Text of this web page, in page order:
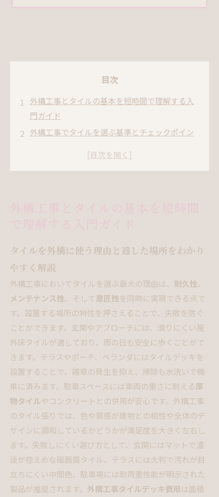
目次
外構工事とタイルの基本を短時間で理解する入
門ガイド
外構工事でタイルを選ぶ基準とチェックポイン
外構タイルデッキの費用相場とコストダウンの
外構工事に合うタイルの傾向と選び方
DIYとプロ施工の違いと無理のない進め方
見積もりと業者選びで損をしないための手順
外構工事とタイルに関するよくある質問
会社概要
タイルを外構に使う理由と適した場所をわかり
やすく解説
外構工事においてタイルを選ぶ最大の理由は、 耐久性、
メンテナンス性、そして意匠性を同時に実現できる点で
す。設置する場所の特性を押さえることで、失敗を防ぐ
ことができます。玄関やアプローチには、滑りにくい屋
外床タイルが適しており、雨の日も安全に歩くことがで
きます。テラスやポーチ、ベランダにはタイルデッキを
設置することで、雑草の発生を抑え、掃除も水洗いで簡
単に済みます。駐車スペースには車両の重さに耐える厚
物タイルやコンクリートとの併用が安心です。外構工事
のタイル張りでは、色や質感が建物との相性や全体のデ
ザインに調和しているかどうかが満足度を大きく左右し
ます。失敗しにくい選び方として、玄関にはマットで濃
淡が控えめな磁器質タイル、テラスには大判で汚れが目
立ちにくい中間色、駐車場には耐荷重性能が明示された
製品が推奨されます。 外構工事タイルデッキ費用は面積